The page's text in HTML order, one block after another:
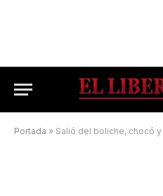
Portada » Salió del boliche, chocó